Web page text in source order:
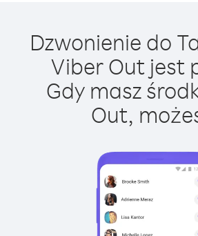
Dzwonienie do
Viber Out jest
Gdy masz
Out,